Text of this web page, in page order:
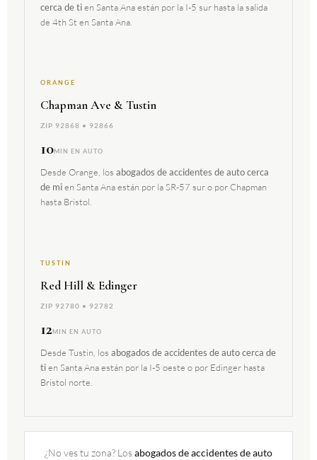
cerca de ti en Santa Ana están por la I-5 sur hasta la salida
de 4th St en Santa Ana.
ORANGE
Chapman Ave & Tustin
ZIP 92868 • 92866
10MIN EN AUTO
Desde Orange, los abogados de accidentes de auto cerca
de mi en Santa Ana están por la SR-57 sur o por Chapman
hasta Bristol.
TUSTIN
Red Hill & Edinger
ZIP 92780 • 92782
12MIN EN AUTO
Desde Tustin, los abogados de accidentes de auto cerca de
ti en Santa Ana están por la I-5 oeste o por Edinger hasta
Bristol norte.
¿No ves tu zona? Losabogados de accidentes de auto